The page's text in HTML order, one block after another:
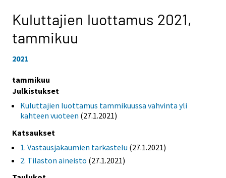
Kuluttajien luottamus 2021,
tammikuu
2021
tammikuu
Julkistukset
Kuluttajien luottamus tammikuussa vahvinta yli
kahteen vuoteen (27.1.2021)
Katsaukset
1. Vastausjakaumien tarkastelu (27.1.2021)
2. Tilaston aineisto (27.1.2021)